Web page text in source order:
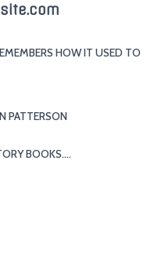
HOW IT USED TO
PATTERSON
BOOKS….